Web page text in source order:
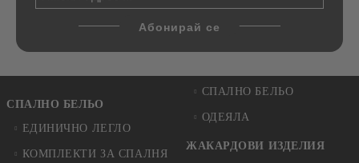
СПАЛНО БЕЛЬО
ЕДИНИЧНО ЛЕГЛО
КОМПЛЕКТИ ЗА СПАЛНЯ
СПАЛНО БЕЛЬО
ОДЕЯЛА
ЖАКАРДОВИ ИЗДЕЛИЯ